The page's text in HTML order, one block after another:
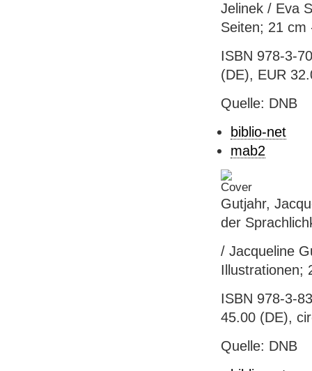
Jelinek / Eva
Seiten; 21 cm
ISBN 978-3-
(DE), EUR
Quelle: DNB
biblio-net
mab2
Gutjahr,
der
/ Jacqueline
Illustrationen;
ISBN 978-3-
45.00 (DE),
Quelle: DNB